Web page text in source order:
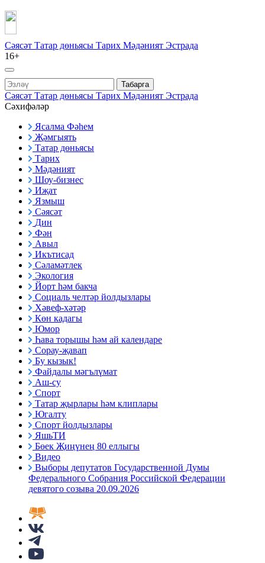
Сәясәт Татар дөньясы Тарих Мәдәният Эстрада
16+
Табарга
Сәясәт Татар дөньясы Тарих Мәдәният Эстрада
Сәхифәләр
Ясалма Фәһем
Җәмгыять
Татар дөньясы
Тарих
Мәдәният
Шоу-бизнес
Иҗат
Язмыш
Сәясәт
Дин
Фән
Авыл
Икътисад
Сәламәтлек
Экология
Йорт һәм бакча
Социаль челтәр йолдызлары
Хәвеф-хәтәр
Көн кадагы
Юмор
Һава торышы һәм ай календаре
Сорау-җавап
Бу кызык!
Файдалы мәгълүмат
Аш-су
Спорт
Татар җырлары һәм клиплары
Югалту
Спорт йолдызлары
ЯшьТИ
Бөек Җиңүнең 80 еллыгы
Видео
Выборы депутатов Государственной Думы
Федерального Собрания Российской Федерации
девятого созыва 20.09.2026